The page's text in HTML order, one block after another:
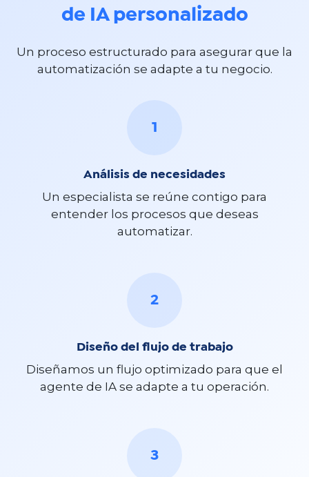
de IA personalizado
Un proceso estructurado para asegurar que la
automatización se adapte a tu negocio.
1
Análisis de necesidades
Un especialista se reúne contigo para
entender los procesos que deseas
automatizar.
2
Diseño del flujo de trabajo
Diseñamos un flujo optimizado para que el
agente de IA se adapte a tu operación.
3